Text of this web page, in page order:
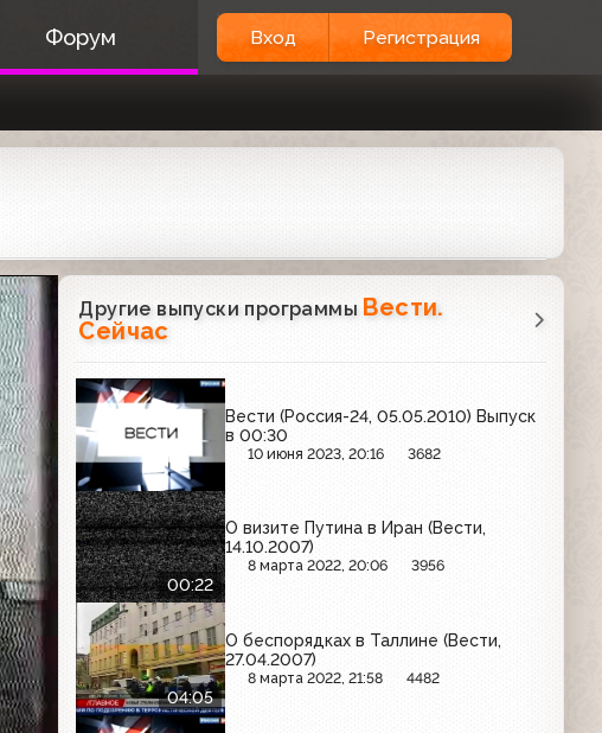
Форум Вход Регистрация
Другие выпуски программы Вести.
Сейчас
Вести (Россия-24, 05.05.2010) Выпуск
в 00:30
10 июня 2023, 20:16 3682
00:22
О визите Путина в Иран (Вести,
14.10.2007)
8 марта 2022, 20:06 3956
04:05
О беспорядках в Таллине (Вести,
27.04.2007)
8 марта 2022, 21:58 4482